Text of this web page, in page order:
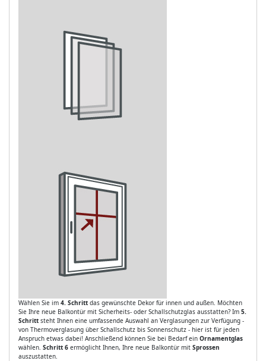
Wählen Sie im 4. Schritt das gewünschte Dekor für innen und außen. Möchten
Sie Ihre neue Balkontür mit Sicherheits- oder Schallschutzglas ausstatten? Im 5.
Schritt steht Ihnen eine umfassende Auswahl an Verglasungen zur Verfügung -
von Thermoverglasung über Schallschutz bis Sonnenschutz - hier ist für jeden
Anspruch etwas dabei! Anschließend können Sie bei Bedarf ein Ornamentglas
wählen. Schritt 6 ermöglicht Ihnen, Ihre neue Balkontür mit Sprossen
auszustatten.